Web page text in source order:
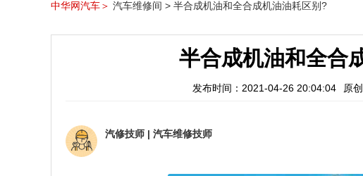
中华网汽车＞ 汽车维修间 > 半合成机油和全合成机油油耗区别?
半合成机油和全合
发布时间：2021-04-26 20:04:04 原创
汽修技师 | 汽车维修技师